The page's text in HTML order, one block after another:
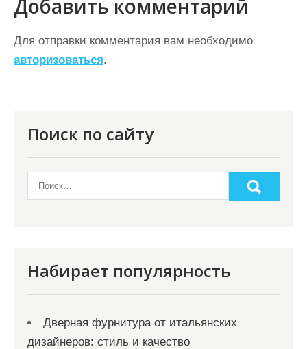
Добавить комментарий
Для отправки комментария вам необходимо
авторизоваться.
Поиск по сайту
Набирает популярность
Дверная фурнитура от итальянских
дизайнеров: стиль и качество